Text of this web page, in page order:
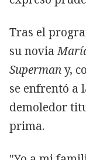
Tras el
su novia
Supermany,
se enfrentó a
demoledor
prima.